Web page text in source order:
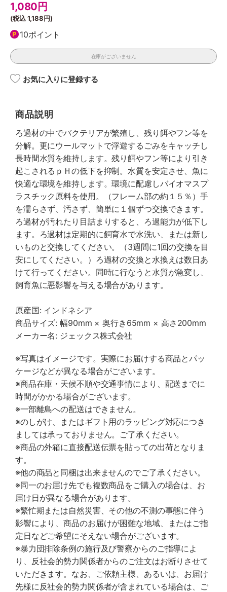
1,080 円
(税込1,188円)
10ポイント
在庫がございません
お気に入りに登録する
商品説明
ろ過材の中でバクテリアが繁殖し、残り餌やフン等を
分解。更にウールマットで浮遊するごみをキャッチし
長時間水質を維持します。残り餌やフン等により引き
起こされるｐＨの低下を抑制。水質を安定させ、魚に
快適な環境を維持します。環境に配慮しバイオマスプ
ラスチック原料を使用。（フレーム部の約１５％）手
を濡らさず、汚さず、簡単に１個ずつ交換できます。
ろ過材が汚れたり目詰まりすると、ろ過能力が低下し
ます。ろ過材は定期的に飼育水で水洗い、または新し
いものと交換してください。（3週間に1回の交換を目
安にしてください。）ろ過材の交換と水換えは数日あ
けて行ってください。同時に行なうと水質が急変し、
飼育魚に悪影響を与える場合があります。
原産国: インドネシア
商品サイズ: 幅90mm × 奥行き65mm × 高さ200mm
メーカー名: ジェックス株式会社
※写真はイメージです。実際にお届けする商品とパッ
ケージなどが異なる場合がございます。
※商品在庫・天候不順や交通事情により、配送までに
時間がかかる場合がございます。
※一部離島への配送はできません。
※のしがけ、またはギフト用のラッピング対応につき
ましては承っておりません。ご了承ください。
※商品の外箱に直接配送伝票を貼っての出荷となりま
す。
※他の商品と同梱は出来ませんのでご了承ください。
※同一のお届け先でも複数商品をご購入の場合は、お
届け日が異なる場合があります。
※繁忙期または自然災害、その他の不測の事態に伴う
影響により、商品のお届けが困難な地域、またはご指
定日などご希望にそえない場合がございます。
※暴力団排除条例の施行及び警察からのご指導によ
り、反社会的勢力関係者からのご注文はお断りさせて
いただきます。なお、ご依頼主様、あるいは、お届け
先様に反社会的勢力関係者が含まれている場合は、ご